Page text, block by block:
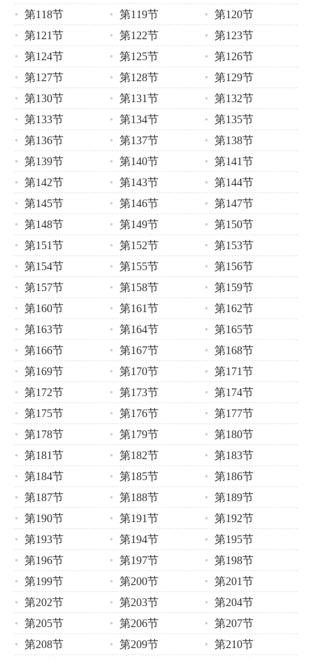
第118节
第119节
第120节
第121节
第122节
第123节
第124节
第125节
第126节
第127节
第128节
第129节
第130节
第131节
第132节
第133节
第134节
第135节
第136节
第137节
第138节
第139节
第140节
第141节
第142节
第143节
第144节
第145节
第146节
第147节
第148节
第149节
第150节
第151节
第152节
第153节
第154节
第155节
第156节
第157节
第158节
第159节
第160节
第161节
第162节
第163节
第164节
第165节
第166节
第167节
第168节
第169节
第170节
第171节
第172节
第173节
第174节
第175节
第176节
第177节
第178节
第179节
第180节
第181节
第182节
第183节
第184节
第185节
第186节
第187节
第188节
第189节
第190节
第191节
第192节
第193节
第194节
第195节
第196节
第197节
第198节
第199节
第200节
第201节
第202节
第203节
第204节
第205节
第206节
第207节
第208节
第209节
第210节